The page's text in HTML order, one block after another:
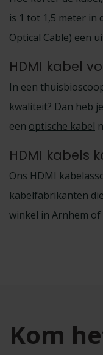
is 1 tot 1,5 meter in
Optical Cable) een
HDMI kabel
In een
kwaliteit? Dan heb
een optische kabel
HDMI kabels
Ons HDMI
kabelfabrikanten
winkel in Arnhem of
Kom